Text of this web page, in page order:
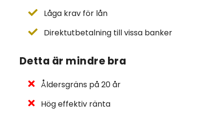
Låga krav för lån
Direktutbetalning till vissa banker
Detta är mindre bra
Åldersgräns på 20 år
Hög effektiv ränta